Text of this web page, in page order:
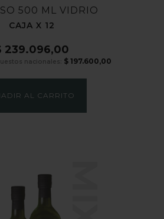
500 ML VIDRIO
CAJA X 12
239.096,00
nacionales: $197.600,00
AL CARRITO